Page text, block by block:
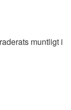
muntligt i